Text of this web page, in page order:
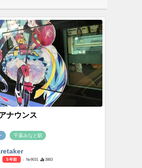
ナウンス
千葉みなと駅
5 年前 - №9031 3883